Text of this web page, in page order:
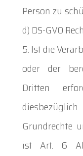
Person zu
d) DS-GVO
Ist die
oder der
Dritten
Grundrechte
ist Art. 6